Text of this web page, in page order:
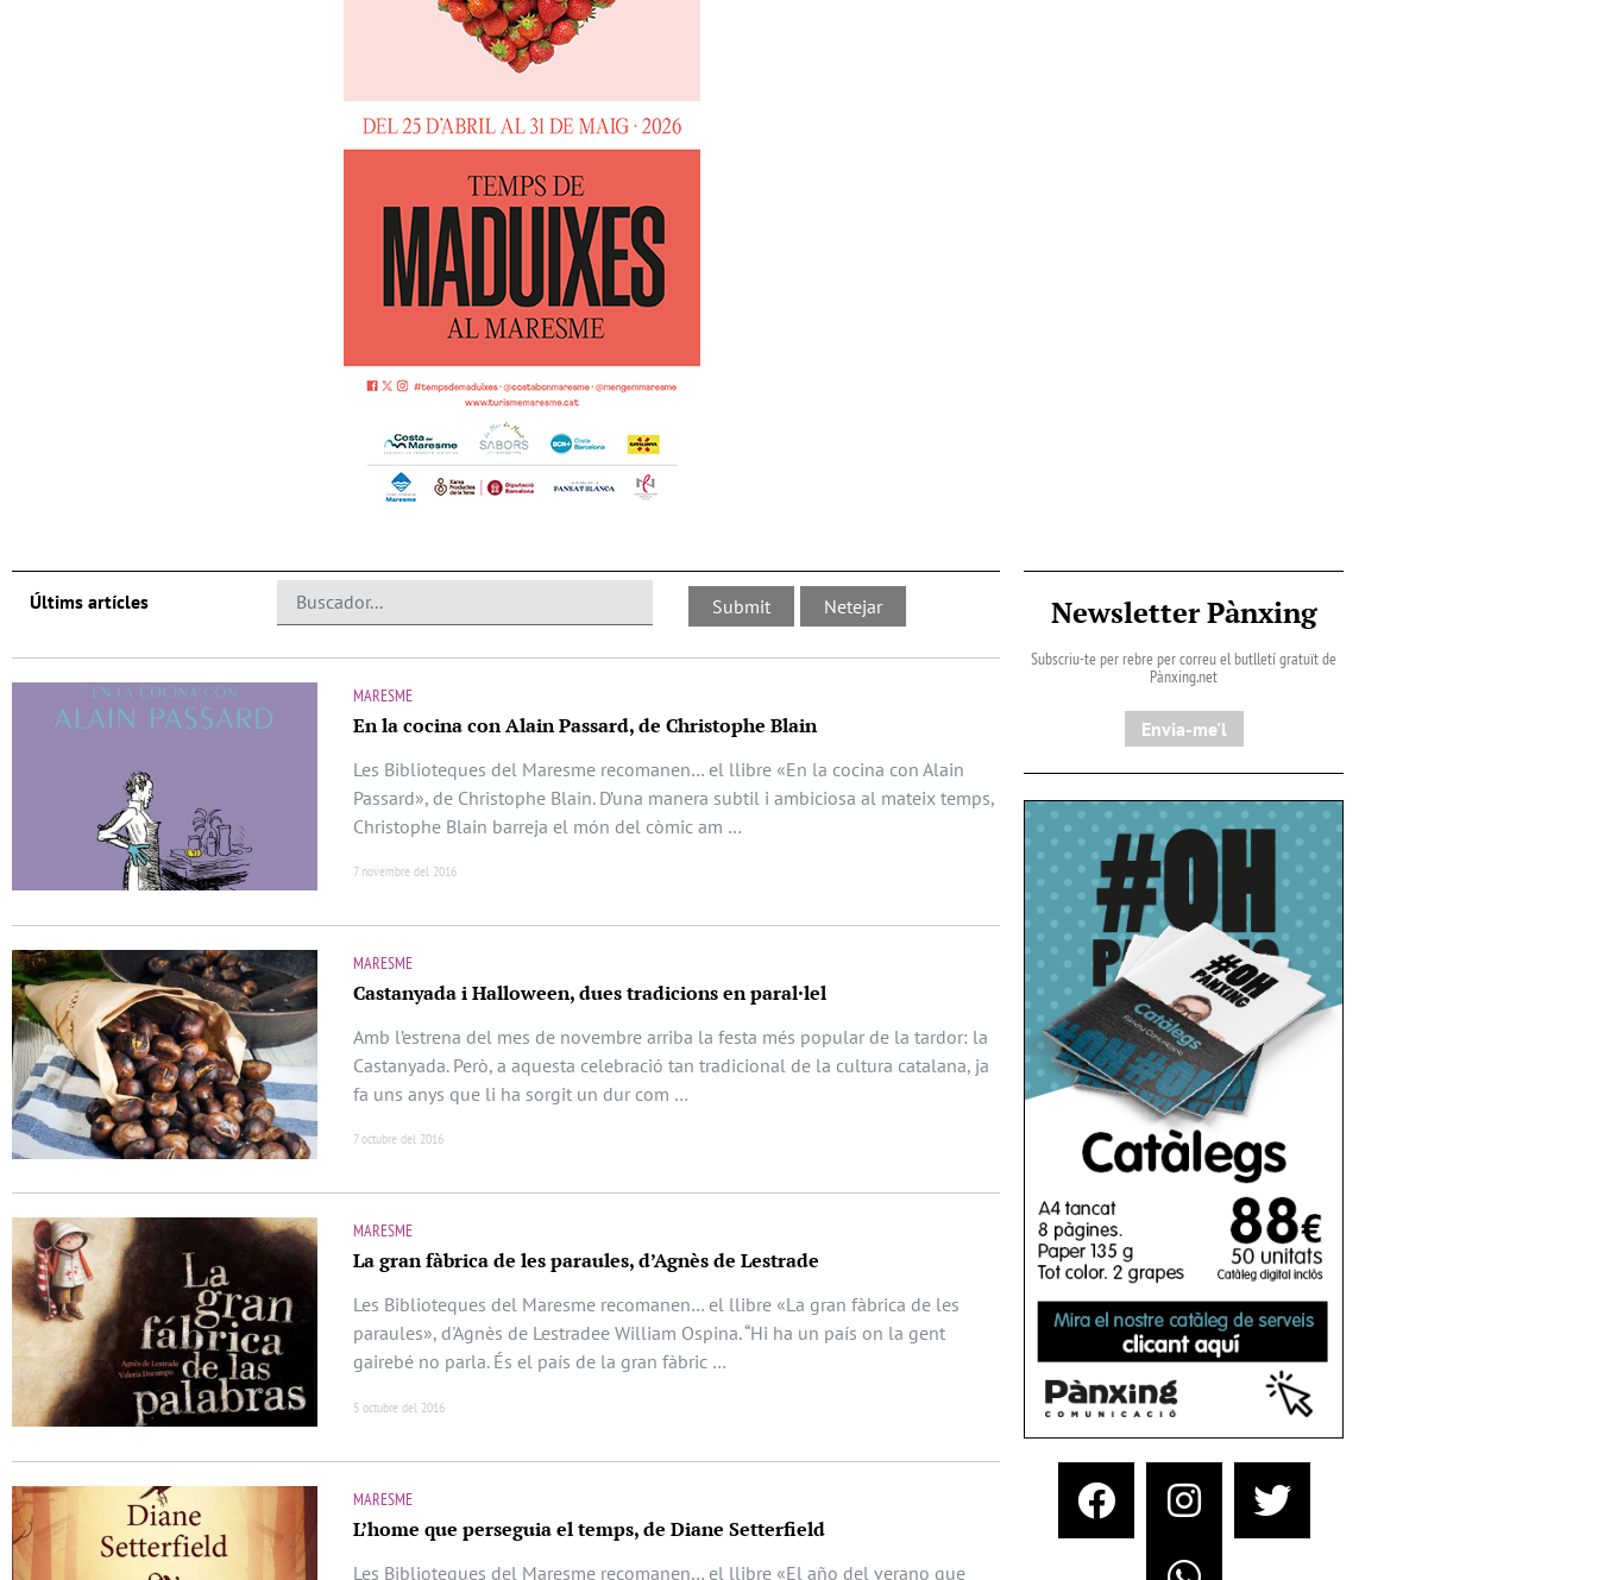
Últims artícles
MARESME
En la cocina con Alain Passard, de Christophe Blain
Les Biblioteques del Maresme recomanen… el llibre «En la cocina con Alain
Passard», de Christophe Blain. D’una manera subtil i ambiciosa al mateix temps,
Christophe Blain barreja el món del còmic am …
7 novembre del 2016
MARESME
Castanyada i Halloween, dues tradicions en paral·lel
Amb l’estrena del mes de novembre arriba la festa més popular de la tardor: la
Castanyada. Però, a aquesta celebració tan tradicional de la cultura catalana, ja
fa uns anys que li ha sorgit un dur com …
7 octubre del 2016
MARESME
La gran fàbrica de les paraules, d’Agnès de Lestrade
Les Biblioteques del Maresme recomanen… el llibre «La gran fàbrica de les
paraules», d'Agnès de Lestradee William Ospina. “Hi ha un país on la gent
gairebé no parla. És el país de la gran fàbric …
5 octubre del 2016
MARESME
L’home que perseguia el temps, de Diane Setterfield
Les Biblioteques del Maresme recomanen… el llibre «El año del verano que
Newsletter Pànxing
Subscriu-te per rebre per correu el butlletí gratuït de
Pànxing.net​
Envia-me'l